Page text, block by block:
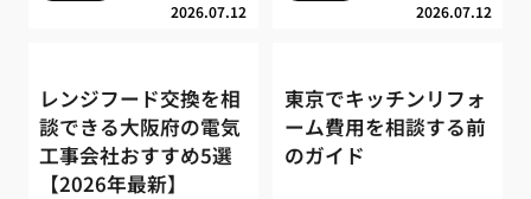
2026.07.12 2026.07.12
レンジフード交換を相
談できる大阪府の電気
工事会社おすすめ5選
【2026年最新】
東京でキッチンリフォ
ーム費用を相談する前
のガイド